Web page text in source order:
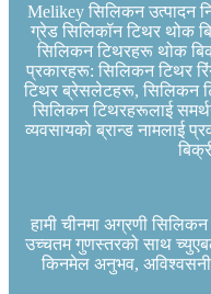
Melikey सिलिकन उत्पादन
ग्रेड सिलिकॉन टिथर थोक
सिलिकन टिथरहरू थोक
प्रकारहरू: सिलिकन टिथर
टिथर ब्रेसलेटहरू, सिलिकन
सिलिकन टिथरहरूलाई
व्यवसायको ब्रान्ड नामलाई
हामी चीनमा अग्रणी
उच्चतम गुणस्तरको साथ
किनमेल अनुभव,